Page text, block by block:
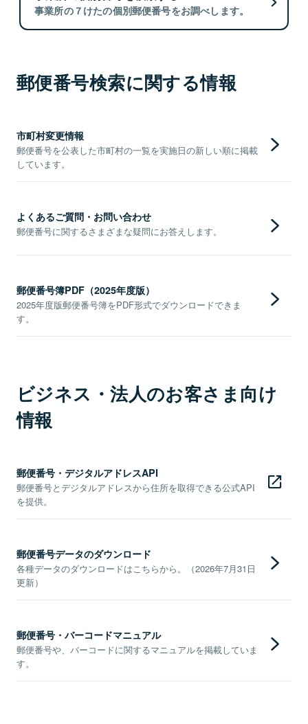
事業所の７けたの個別郵便番号をお調べします。
郵便番号検索に関する情報
市町村変更情報
郵便番号を公表した市町村の一覧を実施日の新しい順に掲載
しています。
よくあるご質問・お問い合わせ
郵便番号に関するさまざまな疑問にお答えします。
郵便番号簿PDF（2025年度版）
2025年度版郵便番号簿をPDF形式でダウンロードできま
す。
ビジネス・法人のお客さま向け
情報
郵便番号・デジタルアドレスAPI
郵便番号とデジタルアドレスから住所を取得できる公式API
を提供。
郵便番号データのダウンロード
各種データのダウンロードはこちらから。（2026年7月31日
更新）
郵便番号・バーコードマニュアル
郵便番号や、バーコードに関するマニュアルを掲載していま
す。